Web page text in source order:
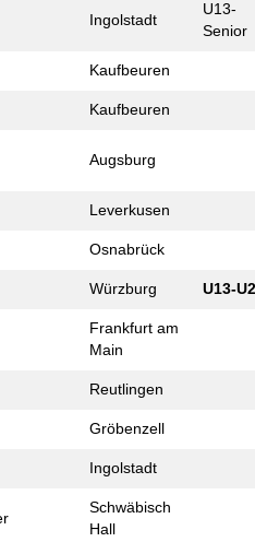
Ingolstadt
U13-
Senior
Kaufbeuren
Kaufbeuren
Augsburg
Leverkusen
Osnabrück
Würzburg U13-
Frankfurt am
Main
Reutlingen
Gröbenzell
Ingolstadt
Schwäbisch
Hall